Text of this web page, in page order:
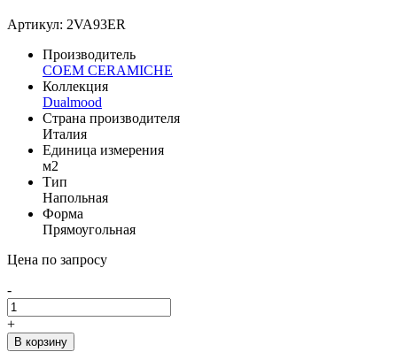
Артикул: 2VA93ER
Производитель
COEM CERAMICHE
Коллекция
Dualmood
Страна производителя
Италия
Единица измерения
м2
Тип
Напольная
Форма
Прямоугольная
Цена по запросу
-
+
В корзину